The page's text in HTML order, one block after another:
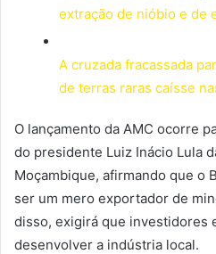
extração de nióbio e de
A cruzada fracassada
de terras raras caísse
O lançamento da AMC ocorre
do presidente Luiz Inácio Lula
Moçambique, afirmando que o
ser um mero exportador de
disso, exigirá que investidores
desenvolver a indústria local.